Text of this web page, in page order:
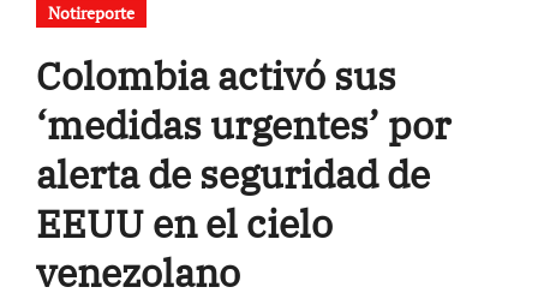
Notireporte
Colombia activó sus
‘medidas urgentes’ por
alerta de seguridad de
EEUU en el cielo
venezolano